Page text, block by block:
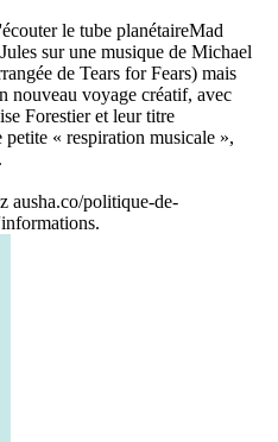
le tube planétaireMad
sur une musique de Michael
de Tears for Fears) mais
nouveau voyage créatif, avec
Forestier et leur titre
« respiration musicale »,
ausha.co/politique-de-